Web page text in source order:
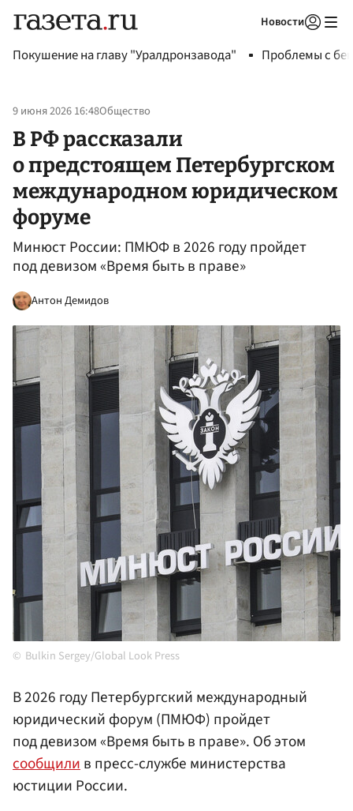
Новости
Покушение на главу "Уралдронзавода" Проблемы с
9 июня 2026 16:48Общество
В РФ рассказали
о предстоящем Петербургском
международном юридическом
форуме
Минюст России: ПМЮФ в 2026 году пройдет
под девизом «Время быть в праве»
Антон Демидов
Bulkin Sergey/Global Look Press
В 2026 году Петербургский международный
юридический форум (ПМЮФ) пройдет
под девизом «Время быть в праве». Об этом
сообщилив пресс-службе министерства
юстиции России.